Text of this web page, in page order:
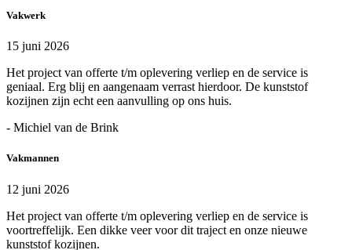
Vakwerk
15 juni 2026
Het project van offerte t/m oplevering verliep en de service is
geniaal. Erg blij en aangenaam verrast hierdoor. De kunststof
kozijnen zijn echt een aanvulling op ons huis.
- Michiel van de Brink
Vakmannen
12 juni 2026
Het project van offerte t/m oplevering verliep en de service is
voortreffelijk. Een dikke veer voor dit traject en onze nieuwe
kunststof kozijnen.